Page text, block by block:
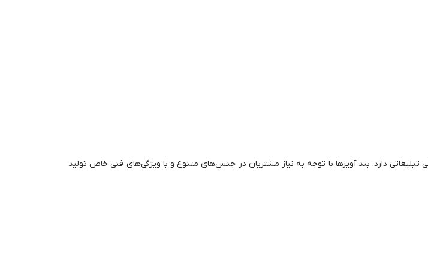
تبلیغاتی دارد. بند آویزها با توجه به نیاز مشتریان در جنس‌های متنوع و با ویژگی‌های فنی خاص تولید